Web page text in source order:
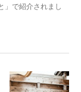
」で紹介されまし